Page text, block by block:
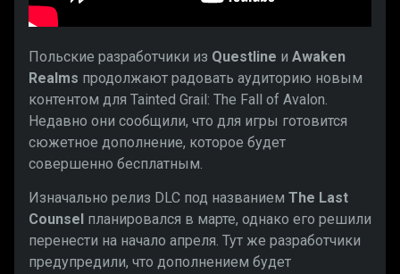
Польские разработчики из Questline и Awaken
Realms продолжают радовать аудиторию новым
контентом для Tainted Grail: The Fall of Avalon.
Недавно они сообщили, что для игры готовится
сюжетное дополнение, которое будет
совершенно бесплатным.
Изначально релиз DLC под названием The Last
Counsel планировался в марте, однако его решили
перенести на начало апреля. Тут же разработчики
предупредили, что дополнением будет